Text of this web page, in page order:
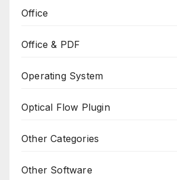
Office
Office & PDF
Operating System
Optical Flow Plugin
Other Categories
Other Software